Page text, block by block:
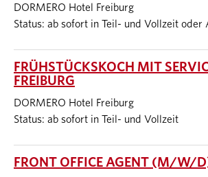
DORMERO Hotel Freiburg
Status: ab sofort in Teil- und Vollzeit oder
FRÜHSTÜCKSKOCH MIT
FREIBURG
DORMERO Hotel Freiburg
Status: ab sofort in Teil- und Vollzeit
FRONT OFFICE AGENT (M/W/